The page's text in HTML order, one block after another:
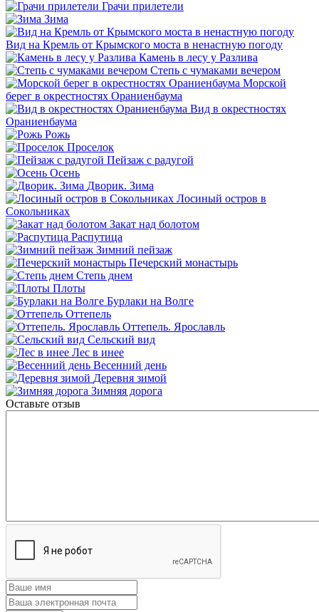
Грачи прилетели
Зима
Вид на Кремль от Крымского моста в ненастную погоду
Камень в лесу у Разлива
Степь с чумаками вечером
Морской
берег в окрестностях Ораниенбаума
Вид в окрестностях
Ораниенбаума
Рожь
Проселок
Пейзаж с радугой
Осень
Дворик. Зима
Лосиный остров в
Сокольниках
Закат над болотом
Распутица
Зимний пейзаж
Печерский монастырь
Степь днем
Плоты
Бурлаки на Волге
Оттепель
Оттепель. Ярославль
Сельский вид
Лес в инее
Весенний день
Деревня зимой
Зимняя дорога
Оставьте отзыв